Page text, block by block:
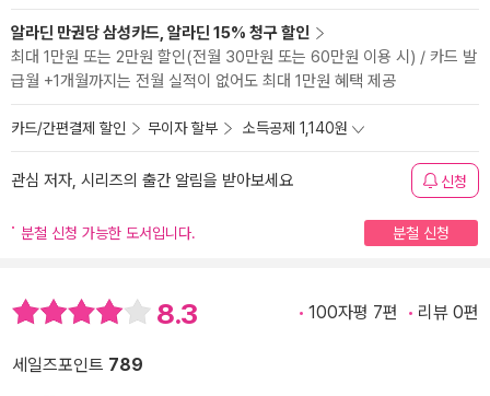
알라딘 만권당 삼성카드, 알라딘 15% 청구 할인
최대 1만원 또는 2만원 할인(전월 30만원 또는 60만원 이용 시) / 카드 발
급월 +1개월까지는 전월 실적이 없어도 최대 1만원 혜택 제공
카드/간편결제 할인 무이자 할부 소득공제 1,140원
관심 저자, 시리즈의 출간 알림을 받아보세요 신청
분철 신청 가능한 도서입니다. 분철 신청
8.3 100자평 7편 리뷰 0편
세일즈포인트 789